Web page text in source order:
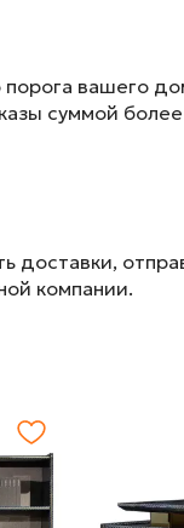
вашего
суммой
доставки,
компании.